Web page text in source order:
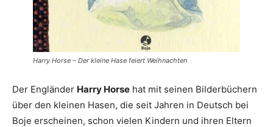
Harry Horse – Der kleine Hase feiert Weihnachten
Der Engländer Harry Horse hat mit seinen Bilderbüchern
über den kleinen Hasen, die seit Jahren in Deutsch bei
Boje erscheinen, schon vielen Kindern und ihren Eltern